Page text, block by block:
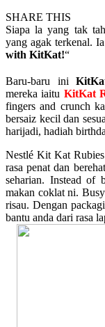
SHARE THIS
Siapa la yang tak
yang agak terkenal.
with KitKat!“
Baru-baru ini
mereka iaitu KitKat
fingers and crunch
bersaiz kecil dan
harijadi, hadiah
Nestlé Kit Kat
rasa penat dan
seharian. Instead of
makan coklat ni.
risau. Dengan
bantu anda dari rasa